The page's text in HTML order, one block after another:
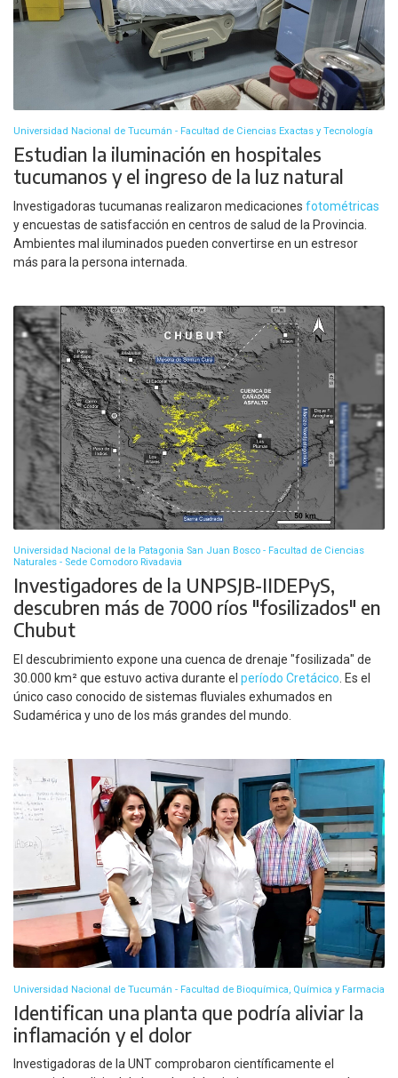
Universidad Nacional de Tucumán - Facultad de Ciencias Exactas y Tecnología
Estudian la iluminación en hospitales
tucumanos y el ingreso de la luz natural
Investigadoras tucumanas realizaron medicaciones fotométricas
y encuestas de satisfacción en centros de salud de la Provincia.
Ambientes mal iluminados pueden convertirse en un estresor
más para la persona internada.
Universidad Nacional de la Patagonia San Juan Bosco - Facultad de Ciencias
Naturales - Sede Comodoro Rivadavia
Investigadores de la UNPSJB-IIDEPyS,
descubren más de 7000 ríos "fosilizados" en
Chubut
El descubrimiento expone una cuenca de drenaje "fosilizada" de
30.000 km² que estuvo activa durante el período Cretácico . Es el
único caso conocido de sistemas fluviales exhumados en
Sudamérica y uno de los más grandes del mundo.
Universidad Nacional de Tucumán - Facultad de Bioquímica, Química y Farmacia
Identifican una planta que podría aliviar la
inflamación y el dolor
Investigadoras de la UNT comprobaron científicamente el